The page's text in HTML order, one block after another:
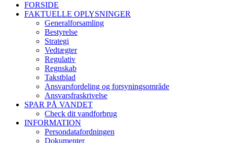
FORSIDE
FAKTUELLE OPLYSNINGER
Generalforsamling
Bestyrelse
Strategi
Vedtægter
Regulativ
Regnskab
Takstblad
Ansvarsfordeling og forsyningsområde
Ansvarsfraskrivelse
SPAR PÅ VANDET
Check dit vandforbrug
INFORMATION
Persondatafordningen
Dokumenter